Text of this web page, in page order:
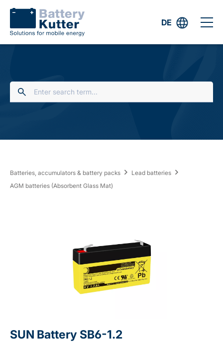
DE
Batteries, accumulators & battery packs
Lead batteries
AGM batteries (Absorbent Glass Mat)
SUN Battery SB6-1.2